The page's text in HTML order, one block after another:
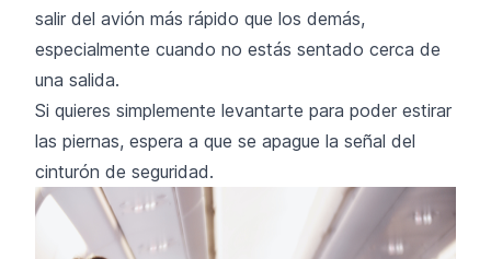
salir del avión más rápido que los demás,
especialmente cuando no estás sentado cerca de
una salida.
Si quieres simplemente levantarte para poder estirar
las piernas, espera a que se apague la señal del
cinturón de seguridad.